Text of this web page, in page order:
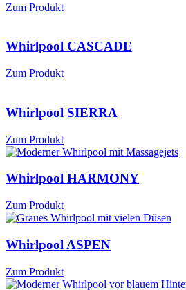
Zum Produkt
Whirlpool CASCADE
Zum Produkt
Whirlpool SIERRA
Zum Produkt
Whirlpool HARMONY
Zum Produkt
Whirlpool ASPEN
Zum Produkt